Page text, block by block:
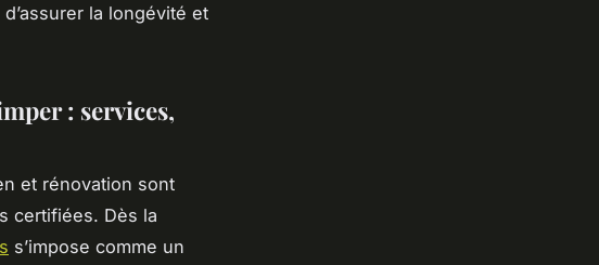
la longévité et
: services,
et rénovation sont
certifiées. Dès la
s’impose comme un